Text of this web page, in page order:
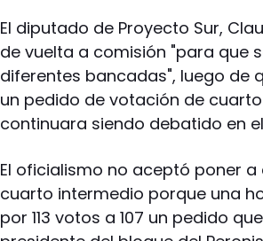
El diputado de Proyecto Sur,
de vuelta a comisión "para que
diferentes bancadas", luego de
un pedido de votación de
continuara siendo debatido en
El oficialismo no aceptó poner
cuarto intermedio porque una
por 113 votos a 107 un pedido